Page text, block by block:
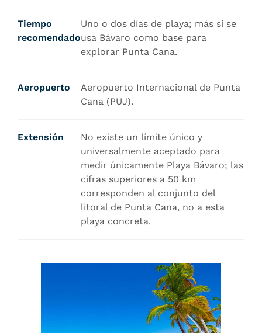
Tiempo
recomendado
Uno o dos días de playa; más si se
usa Bávaro como base para
explorar Punta Cana.
Aeropuerto
Aeropuerto Internacional de Punta
Cana (PUJ).
Extensión
No existe un límite único y
universalmente aceptado para
medir únicamente Playa Bávaro; las
cifras superiores a 50 km
corresponden al conjunto del
litoral de Punta Cana, no a esta
playa concreta.